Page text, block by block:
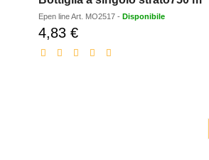
Epen lineArt. MO2517- Disponibile
4,83 €Prezzo